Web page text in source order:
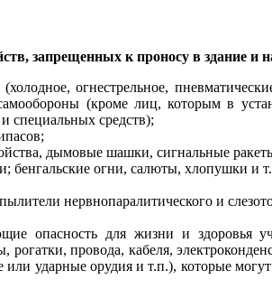
запрещенных к проносу в здание
огнестрельное,
(кроме лиц, которым в
специальных средств);
дымовые шашки, сигнальные
бенгальские огни, салюты, хлопушки и
нервнопаралитического и
опасность для жизни и здоровья
провода, кабеля,
ударные орудия и т.п.), которые